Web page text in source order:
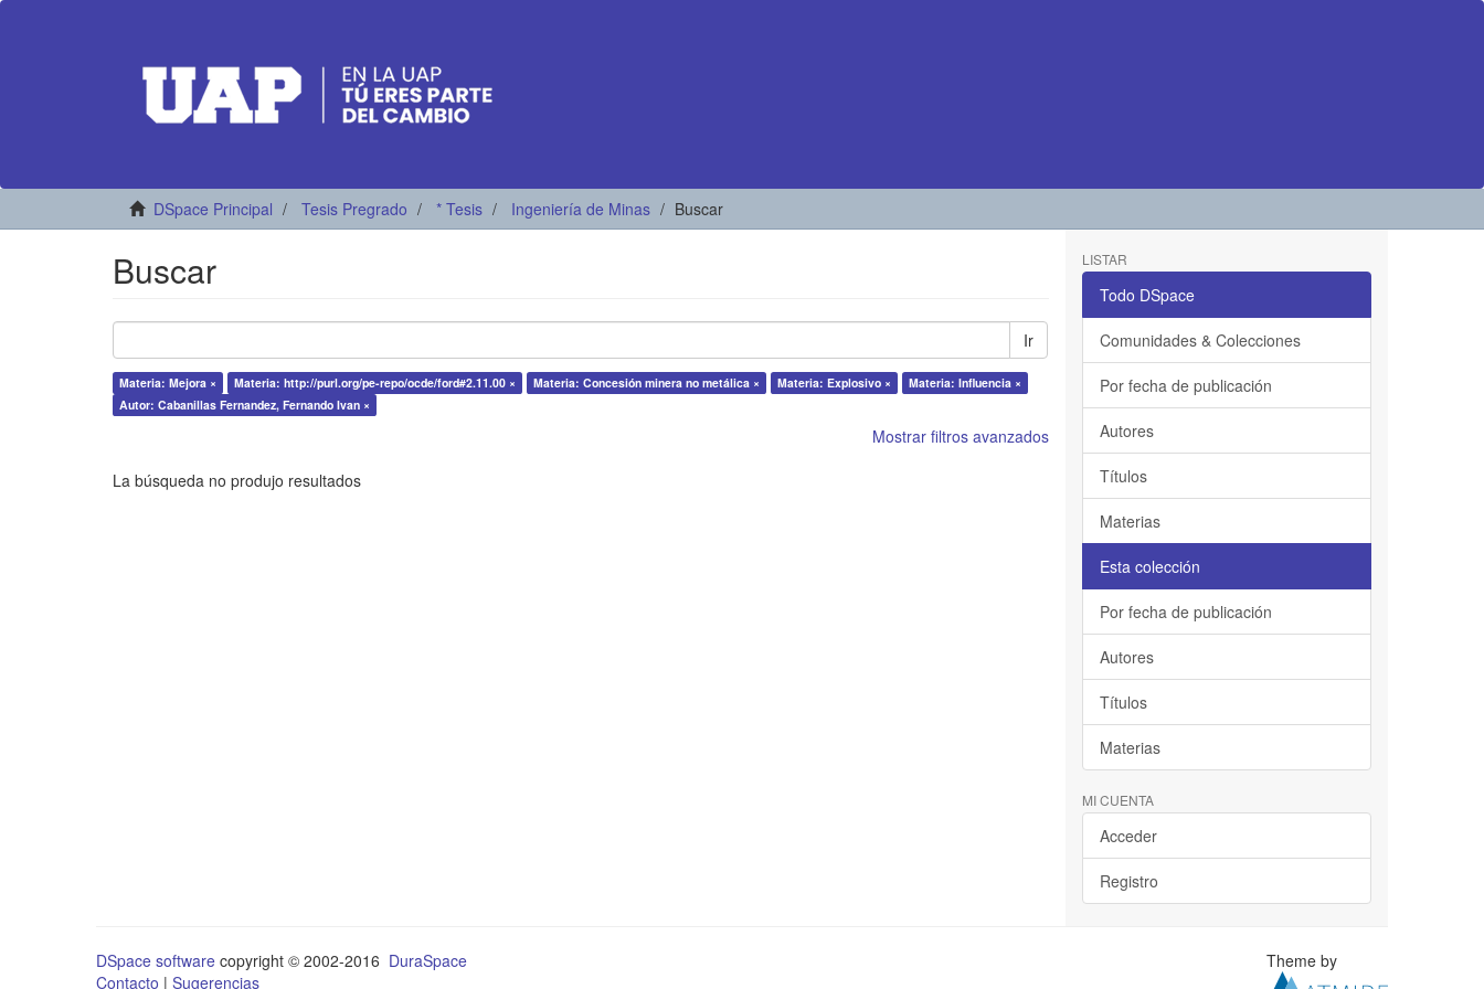
DSpace Principal Tesis Pregrado * Tesis Ingeniería de Minas Buscar
Buscar
Ir
Materia: Mejora × Materia: http://purl.org/pe-repo/ocde/ford#2.11.00 × Materia: Concesión minera no metálica × Materia: Explosivo ×
Materia: Influencia ×
Autor: Cabanillas Fernandez, Fernando Ivan ×
Mostrar filtros avanzados
La búsqueda no produjo resultados
LISTAR
Todo DSpace
Comunidades & Colecciones
Por fecha de publicación
Autores
Títulos
Materias
Esta colección
Por fecha de publicación
Autores
Títulos
Materias
MI CUENTA
Acceder
Registro
DSpace software copyright © 2002-2016 DuraSpace
Contacto | Sugerencias
Theme by